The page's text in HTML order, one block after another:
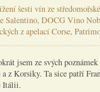
šesti vín ze
Salentino, DOCG Vino
z apelací Corse,
jsem ze svých
z Korsiky. Ta sice patří
Itálii.